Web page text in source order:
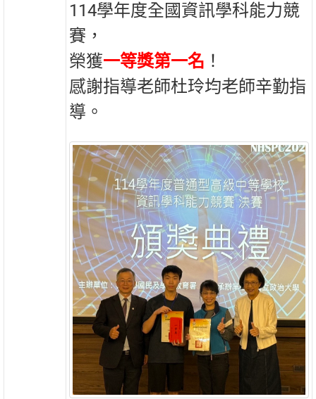
114學年度全國資訊學科能力競
賽，
榮獲一等獎第一名 ！
感謝指導老師杜玲均老師辛勤指
導。